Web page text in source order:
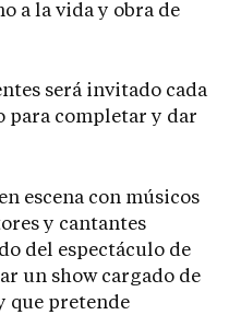
a la vida y obra de
será invitado cada
para completar y dar
escena con músicos
y cantantes
del espectáculo de
un show cargado de
que pretende